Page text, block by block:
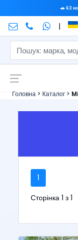
🚗 63
|
Головна > Каталог >
1
Сторінка 1 з 1